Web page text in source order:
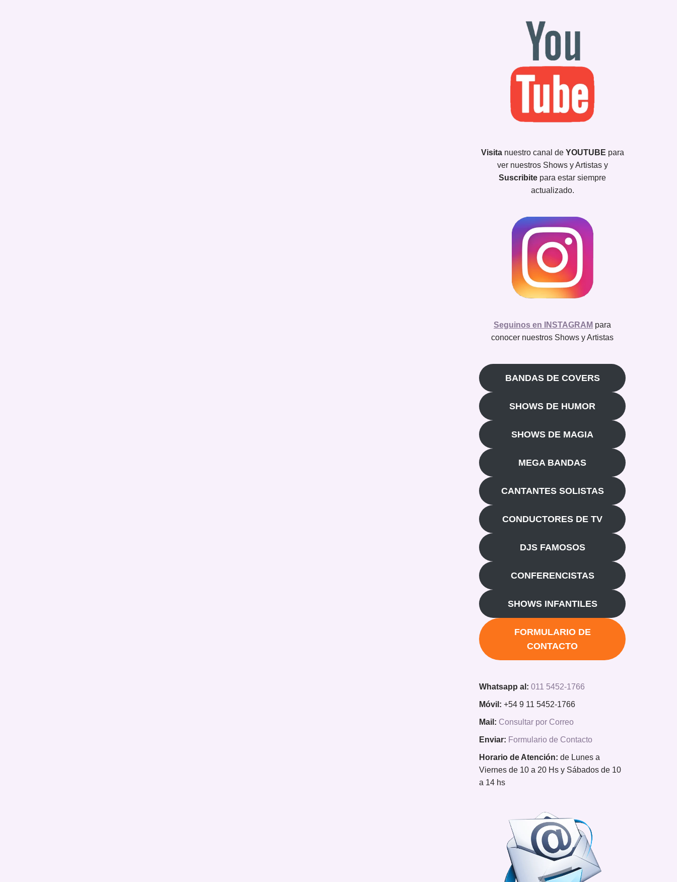
Visita nuestro canal de YOUTUBE para
ver nuestros Shows y Artistas y
Suscribite para estar siempre
actualizado.
Seguinos en INSTAGRAM para
conocer nuestros Shows y Artistas
BANDAS DE COVERS
SHOWS DE HUMOR
SHOWS DE MAGIA
MEGA BANDAS
CANTANTES SOLISTAS
CONDUCTORES DE TV
DJS FAMOSOS
CONFERENCISTAS
SHOWS INFANTILES
FORMULARIO DE
CONTACTO
Whatsapp al: 011 5452-1766
Móvil: +54 9 11 5452-1766
Mail: Consultar por Correo
Enviar: Formulario de Contacto
Horario de Atención: de Lunes a
Viernes de 10 a 20 Hs y Sábados de 10
a 14 hs